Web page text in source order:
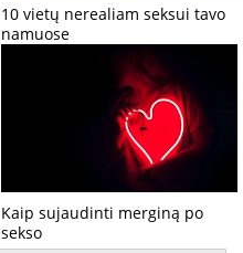
10 vietų nerealiam seksui tavo
namuose
Kaip sujaudinti merginą po
sekso